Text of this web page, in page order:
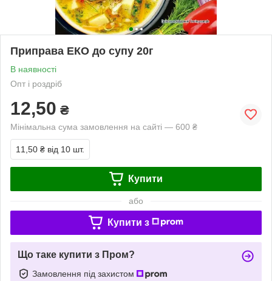
Приправа ЕКО до супу 20г
В наявності
Опт і роздріб
12,50 ₴
Мінімальна сума замовлення на сайті — 600 ₴
11,50 ₴ від 10 шт.
Купити
або
Купити з
Що таке купити з Пром?
Замовлення під захистом